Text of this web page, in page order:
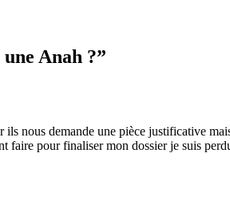
Anah ?”
nous demande une pièce justificative
faire pour finaliser mon dossier je suis